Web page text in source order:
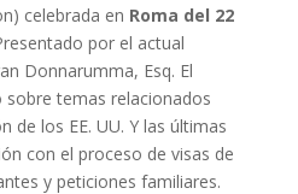
celebrada en Roma del 22
por el actual
Donnarumma, Esq. El
temas relacionados
de los EE. UU. Y las últimas
con el proceso de visas de
y peticiones familiares.